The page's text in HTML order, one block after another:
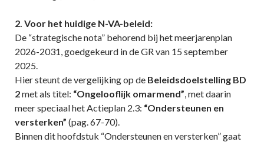
2. Voor het huidige N-VA-beleid:
De “strategische nota” behorend bij het meerjarenplan
2026-2031, goedgekeurd in de GR van 15 september
2025.
Hier steunt de vergelijking op de Beleidsdoelstelling BD
2met als titel: “Ongelooflijk omarmend”, met daarin
meer speciaal het Actieplan 2.3: “Ondersteunen en
versterken” (pag. 67-70).
Binnen dit hoofdstuk “Ondersteunen en versterken” gaat